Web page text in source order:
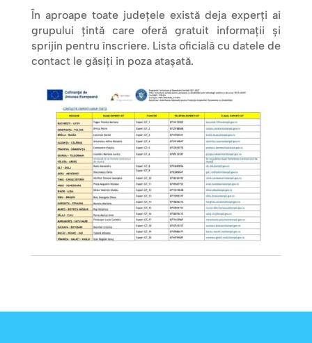
În aproape toate județele există deja experți ai
grupului țintă care oferă gratuit informații și
sprijin pentru înscriere. Lista oficială cu datele de
contact le găsiți in poza atașată.